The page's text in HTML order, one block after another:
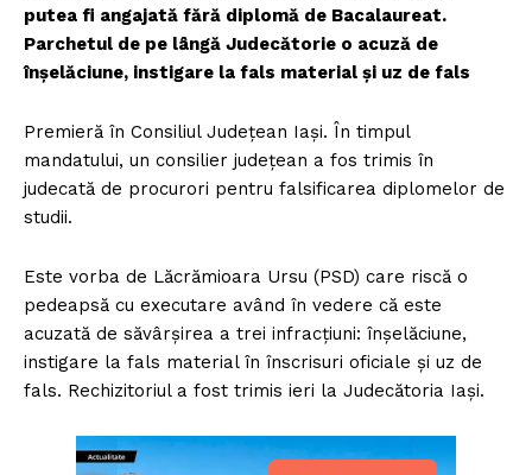
putea fi angajată fără diplomă de Bacalaureat.
Parchetul de pe lângă Judecătorie o acuză de
înșelăciune, instigare la fals material și uz de fals
Premieră în Consiliul Județean Iași. În timpul
mandatului, un consilier județean a fos trimis în
judecată de procurori pentru falsificarea diplomelor de
studii.
Este vorba de Lăcrămioara Ursu (PSD) care riscă o
pedeapsă cu executare având în vedere că este
acuzată de săvârșirea a trei infracțiuni: înșelăciune,
instigare la fals material în înscrisuri oficiale și uz de
fals. Rechizitoriul a fost trimis ieri la Judecătoria Iași.